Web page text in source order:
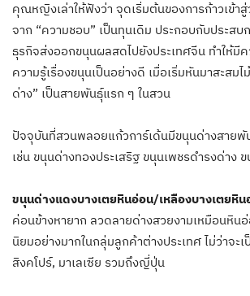
คุณหญิงเล่าให้ฟังว่า จุดเริ่มต้นของการก้าวเข้าสู่
จาก “ความชอบ” เป็นทุนเดิม ประกอบกับประส
ธุรกิจส่งออกขนุนผลสดไปยังประเทศจีน ทำให้มี
ความรู้เรื่องขนุนเป็นอย่างดี เมื่อเริ่มหันมาสะสม
ด่าง” เป็นสายพันธุ์แรก ๆ ในสวน​
ปัจจุบันที่สวนพลอยแก้วการ์เด้นมีขนุนด่างสายพั
เช่น​ ขนุนด่างทองประเสริฐ​ ขนุนเพชรดำรงด่าง​​
ขนุนด่างแดงบางเตยหินอ่อน/เหลืองบางเตยหิน
ค่อนข้างหายาก ลวดลายด่างสวยงามเหมือนหิน
นิยมอย่างมากในกลุ่มลูกค้าต่างประเทศ ไม่ว่าจะ
สิงคโปร์, มาเลเซีย รวมถึงญี่ปุ่น​